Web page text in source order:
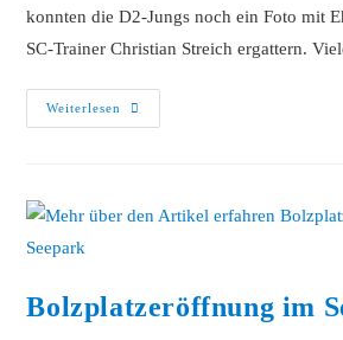
konnten die D2-Jungs noch ein Foto mit
SC-Trainer Christian Streich ergattern.
Weiterlesen
Bolzplatzeröffnung im